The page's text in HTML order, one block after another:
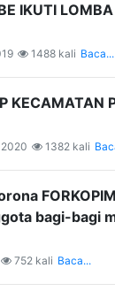
IKUTI
1488 kali Baca...
KECAMATAN
1382 kali
bagi-bagi
752 kali Baca...